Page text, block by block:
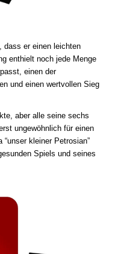
dass er einen leichten
enthielt noch jede Menge
einen der
und einen wertvollen Sieg
aber alle seine sechs
ungewöhnlich für einen
kleiner Petrosian”
Spiels und seines